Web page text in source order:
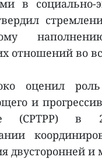
в социально-
отношений во
оценил
и
(CPTPP) в
двусторонней и